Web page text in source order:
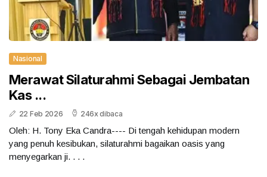
Nasional
Merawat Silaturahmi Sebagai Jembatan
Kas ...
22 Feb 2026 246x dibaca
Oleh: H. Tony Eka Candra---- Di tengah kehidupan modern
yang penuh kesibukan, silaturahmi bagaikan oasis yang
menyegarkan ji. . . .